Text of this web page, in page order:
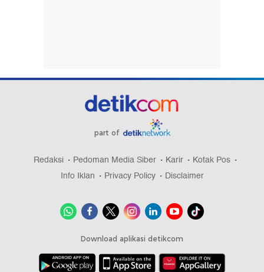
part of
Redaksi Pedoman Media Siber Karir
Kotak Pos
Info Iklan
Privacy Policy Disclaimer
Download aplikasi detikcom